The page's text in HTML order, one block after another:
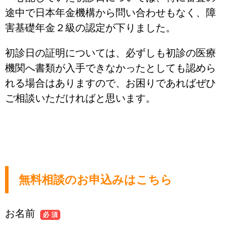
途中で日本年金機構から問い合わせもなく、障
害基礎年金２級の認定が下りました。
初診日の証明については、必ずしも初診の医療
機関へ書類が入手できなかったとしても認めら
れる場合はありますので、お困りであればぜひ
ご相談いただければと思います。
無料相談のお申込みはこちら
お名前 必 須